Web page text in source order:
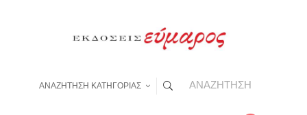
ΑΝΑΖΗΤΗΣΗ ΚΑΤΗΓΟΡΙΑΣ